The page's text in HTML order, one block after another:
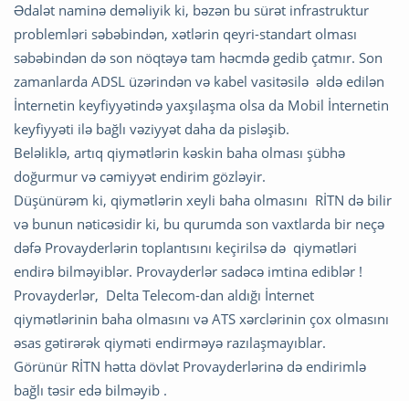
Ədalət naminə deməliyik ki, bəzən bu sürət infrastruktur
problemləri səbəbindən, xətlərin qeyri-standart olması
səbəbindən də son nöqtəyə tam həcmdə gedib çatmır. Son
zamanlarda ADSL üzərindən və kabel vasitəsilə əldə edilən
İnternetin keyfiyyətində yaxşılaşma olsa da Mobil İnternetin
keyfiyyəti ilə bağlı vəziyyət daha da pisləşib.
Beləliklə, artıq qiymətlərin kəskin baha olması şübhə
doğurmur və cəmiyyət endirim gözləyir.
Düşünürəm ki, qiymətlərin xeyli baha olmasını RİTN də bilir
və bunun nəticəsidir ki, bu qurumda son vaxtlarda bir neçə
dəfə Provayderlərin toplantısını keçirilsə də qiymətləri
endirə bilməyiblər. Provayderlər sadəcə imtina ediblər !
Provayderlər, Delta Telecom-dan aldığı İnternet
qiymətlərinin baha olmasını və ATS xərclərinin çox olmasını
əsas gətirərək qiyməti endirməyə razılaşmayıblar.
Görünür RİTN hətta dövlət Provayderlərinə də endirimlə
bağlı təsir edə bilməyib .